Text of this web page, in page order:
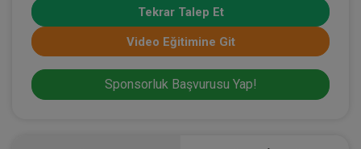
Tekrar Talep Et
Video Eğitimine Git
Sponsorluk Başvurusu Yap!